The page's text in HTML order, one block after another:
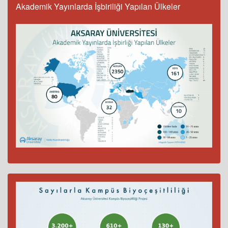
Akademik Yayınlarda İşbiriliği Yapılan Ülkeler